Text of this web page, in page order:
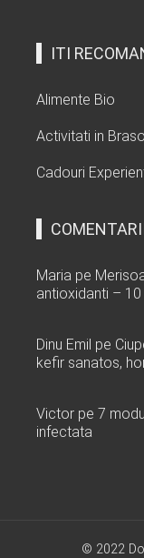
ITI
Alimente Bio
Activitati in
Cadouri
Maria pe
antioxidanti –
Dinu Emil pe
kefir sanatos,
Victor pe 7
infectata
© 2022